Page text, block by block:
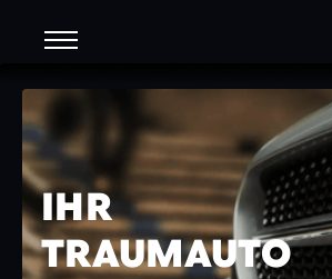
IHR
TRAUMAUTO